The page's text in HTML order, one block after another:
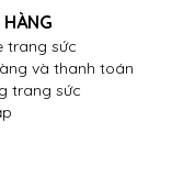
trang sức
và thanh toán
trang sức